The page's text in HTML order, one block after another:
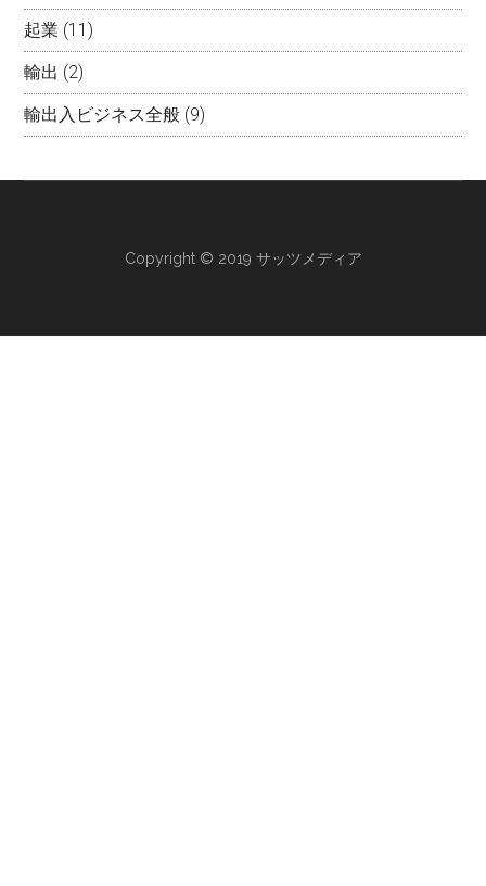
起業 (11)
輸出 (2)
輸出入ビジネス全般 (9)
Copyright © 2019 サッツメディア